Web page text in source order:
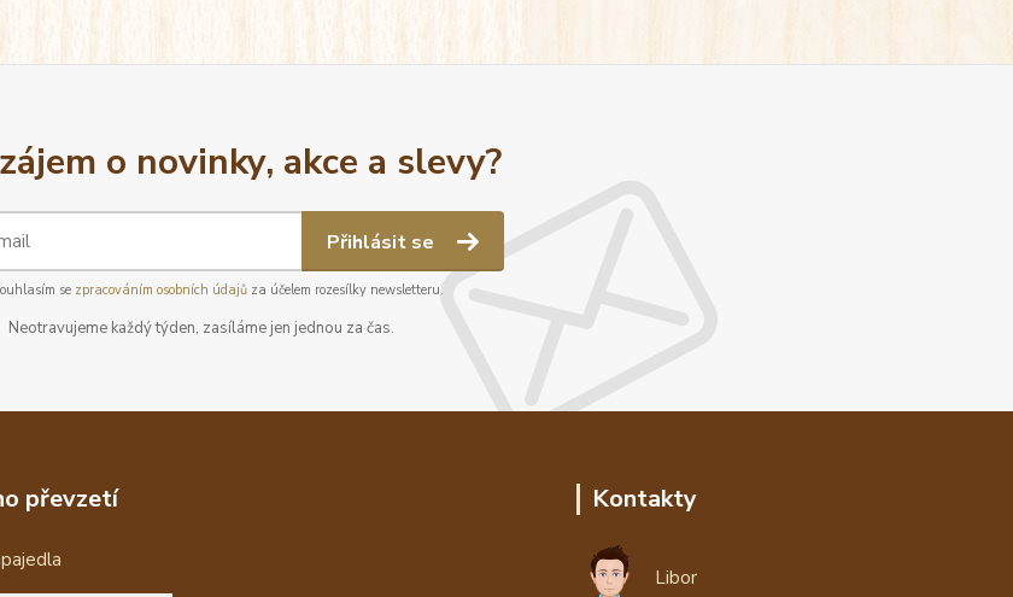
o novinky, akce a slevy?
Přihlásit se
se zpracováním osobních údajůza účelem rozesílky newsletteru.
Neotravujeme každý týden, zasíláme jen jednou za čas.
převzetí Kontakty
Libor